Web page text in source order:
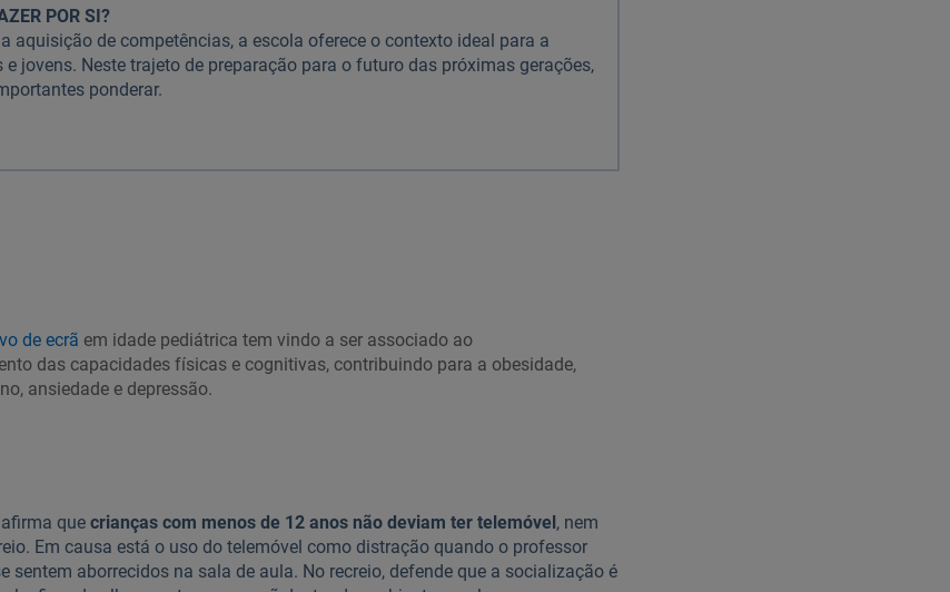
POR SI?
aquisição de competências, a escola oferece o contexto ideal para a
jovens. Neste trajeto de preparação para o futuro das próximas gerações,
ponderar.
de ecrã em idade pediátrica tem vindo a ser associado ao
das capacidades físicas e cognitivas, contribuindo para a obesidade,
ansiedade e depressão.
que crianças com menos de 12 anos não deviam ter telemóvel, nem
Em causa está o uso do telemóvel como distração quando o professor
sentem aborrecidos na sala de aula. No recreio, defende que a socialização é